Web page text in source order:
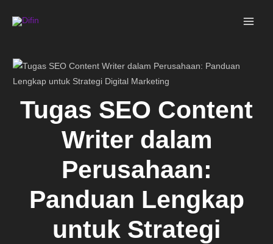
Tugas SEO Content
Writer dalam
Perusahaan:
Panduan Lengkap
untuk Strategi